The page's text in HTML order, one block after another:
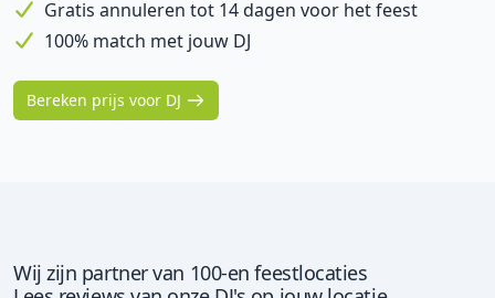
Gratis annuleren tot 14 dagen voor het feest
100% match met jouw DJ
Bereken prijs voor DJ
Wij zijn partner van 100-en feestlocaties